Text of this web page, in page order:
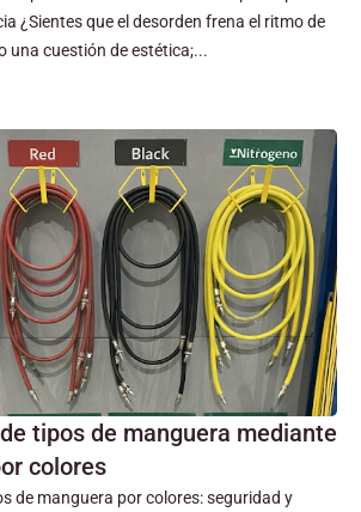
¿Sientes que el desorden frena el ritmo de
una cuestión de estética;...
tipos de manguera mediante
colores
de manguera por colores: seguridad y